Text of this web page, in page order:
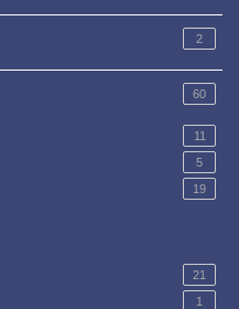
2
60
11
5
19
21
1